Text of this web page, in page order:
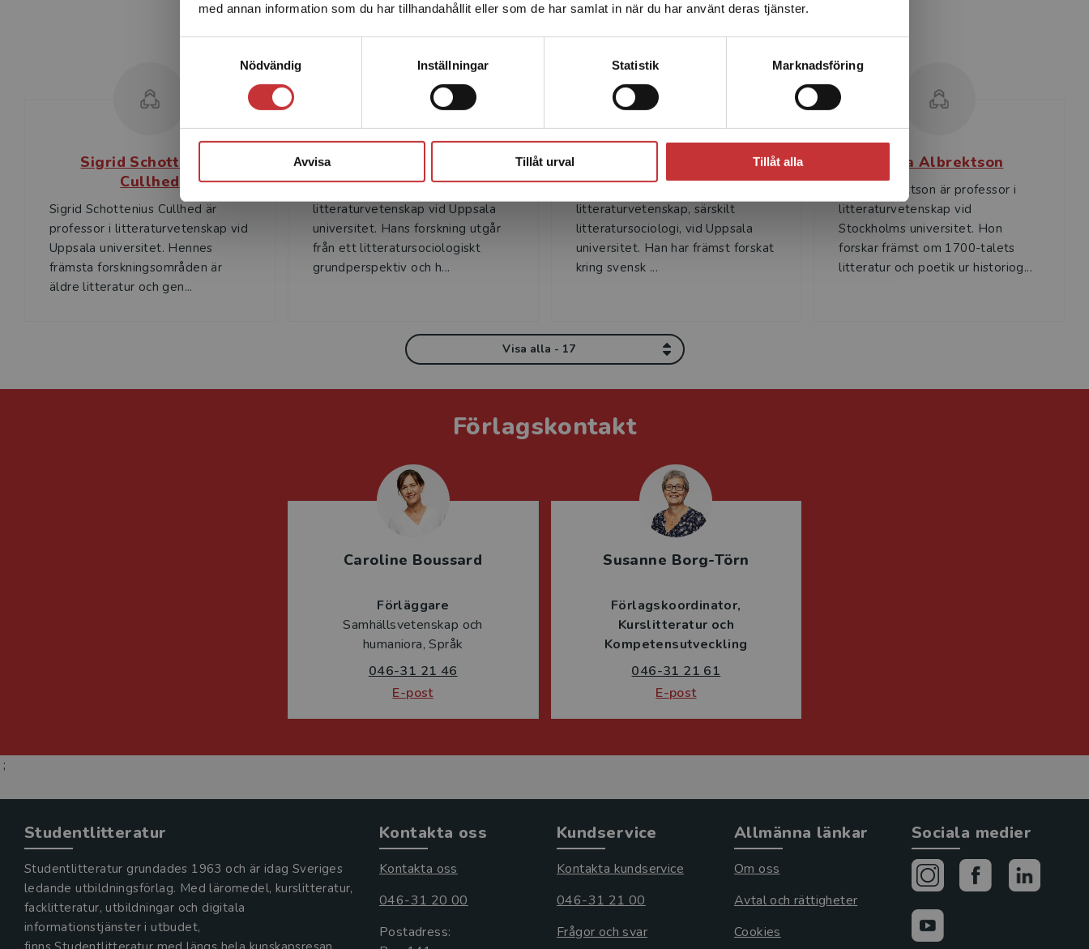
med annan information som du har tillhandahållit eller som de har samlat in när du har använt deras tjänster.
Nödvändig
Inställningar Statistik Marknadsföring
Avvisa Tillåt urval Tillåt alla
leveransadressen vara i Sverige.Läs mer
Författare
Sigrid Schottenius
Cullhed
Sigrid Schottenius Cullhed är
professor i litteraturvetenskap vid
Uppsala universitet. Hennes
främsta forskningsområden är
äldre litteratur och gen...
litteraturvetenskap vid Uppsala
universitet. Hans forskning utgår
från ett litteratursociologiskt
grundperspektiv och h...
litteraturvetenskap, särskilt
litteratursociologi, vid Uppsala
universitet. Han har främst forskat
kring svensk ...
Anna Albrektson
Anna Albrektson är professor i
litteraturvetenskap vid
Stockholms universitet. Hon
forskar främst om 1700-talets
litteratur och poetik ur historiog...
Visa alla - 17
Förlagskontakt
Caroline Boussard
Förläggare
Samhällsvetenskap och
humaniora, Språk
046-31 21 46
E-post
Susanne Borg-Törn
Förlagskoordinator
Kurslitteratur och
Kompetensutveckling
046-31 21 61
E-post
;
Studentlitteratur
Studentlitteratur grundades 1963 och är idag Sveriges
ledande utbildningsförlag. Med läromedel, kurslitteratur,
facklitteratur, utbildningar och digitala
informationstjänster i utbudet,
Kontakta oss
Kontakta oss
046-31 20 00
Postadress:
Kundservice
Kontakta kundservice
046-31 21 00
Frågor och svar
Allmänna länkar
Om oss
Avtal och rättigheter
Cookies
Sociala medier